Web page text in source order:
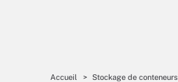
Accueil Stockage de conteneurs